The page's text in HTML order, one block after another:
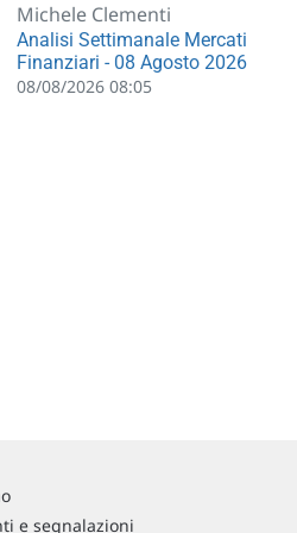
Michele Clementi
Analisi Settimanale Mercati
Finanziari - 08 Agosto 2026
08/08/2026 08:05
e segnalazioni